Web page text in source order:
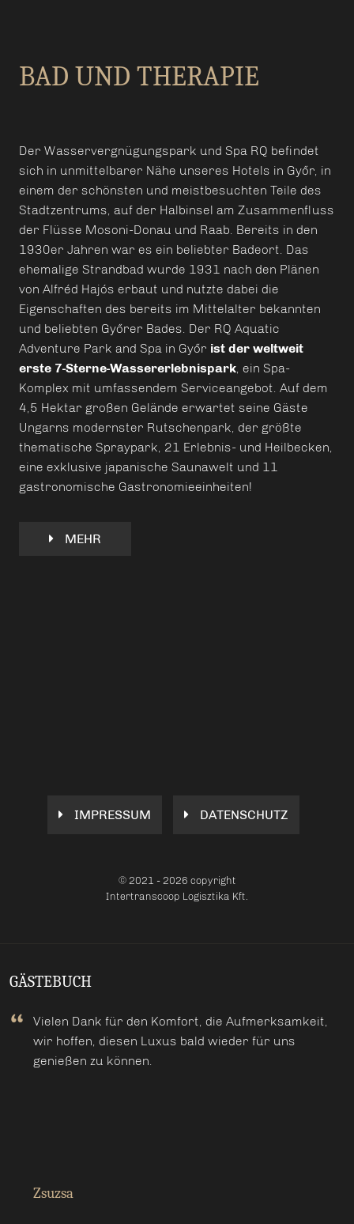
BAD UND THERAPIE
Der Wasservergnügungspark und Spa RQ befindet
sich in unmittelbarer Nähe unseres Hotels in Győr, in
einem der schönsten und meistbesuchten Teile des
Stadtzentrums, auf der Halbinsel am Zusammenfluss
der Flüsse Mosoni-Donau und Raab. Bereits in den
1930er Jahren war es ein beliebter Badeort. Das
ehemalige Strandbad wurde 1931 nach den Plänen
von Alfréd Hajós erbaut und nutzte dabei die
Eigenschaften des bereits im Mittelalter bekannten
und beliebten Győrer Bades. Der RQ Aquatic
Adventure Park and Spa in Győr ist der weltweit
erste 7-Sterne-Wassererlebnispark, ein Spa-
Komplex mit umfassendem Serviceangebot. Auf dem
4,5 Hektar großen Gelände erwartet seine Gäste
Ungarns modernster Rutschenpark, der größte
thematische Spraypark, 21 Erlebnis- und Heilbecken,
eine exklusive japanische Saunawelt und 11
gastronomische Gastronomieeinheiten!
MEHR
IMPRESSUM DATENSCHUTZ
© 2021 - 2026 copyright
Intertranscoop Logisztika Kft.
GÄSTEBUCH
Vielen Dank für den Komfort, die Aufmerksamkeit,
wir hoffen, diesen Luxus bald wieder für uns
genießen zu können.
Zsuzsa